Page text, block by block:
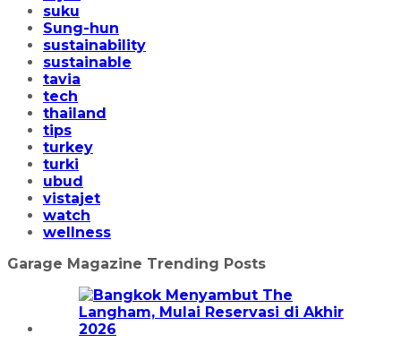
suku
Sung-hun
sustainability
sustainable
tavia
tech
thailand
tips
turkey
turki
ubud
vistajet
watch
wellness
Garage Magazine Trending Posts